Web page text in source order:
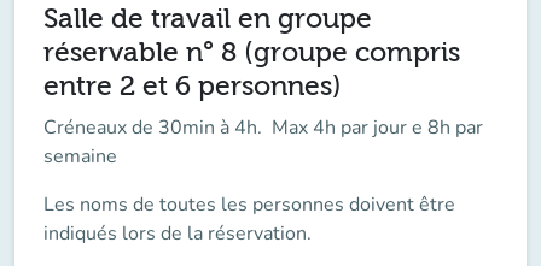
Salle de travail en groupe
réservable n° 8 (groupe compris
entre 2 et 6 personnes)
Créneaux de 30min à 4h. Max 4h par jour e 8h par
semaine
Les noms de toutes les personnes doivent être
indiqués lors de la réservation.